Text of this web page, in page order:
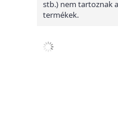
stb.) nem tartoznak
termékek.